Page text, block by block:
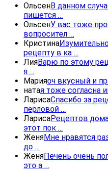
ОльсенВ данном
пишется …
ОльсенУ вас тоже
вопросител …
Кристина
рецепту в ка …
ЛияВарю по этому
я …
Марияоч вкусный и
натая тоже согласна
ЛарисаСпасибо за
перловой …
ЛарисаРецептов
этот пок …
ЖеняМне нравятся
до …
ЖеняПечень очень
это а …